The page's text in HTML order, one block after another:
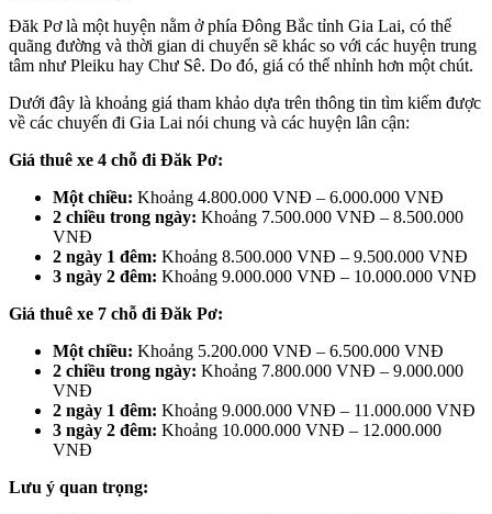
Đăk Pơ là một huyện nằm ở phía Đông Bắc tỉnh Gia Lai, có thể
quãng đường và thời gian di chuyển sẽ khác so với các huyện trung
tâm như Pleiku hay Chư Sê. Do đó, giá có thể nhỉnh hơn một chút.
Dưới đây là khoảng giá tham khảo dựa trên thông tin tìm kiếm được
về các chuyến đi Gia Lai nói chung và các huyện lân cận:
Giá thuê xe 4 chỗ đi Đăk Pơ:
Một chiều: Khoảng 4.800.000 VNĐ – 6.000.000 VNĐ
2 chiều trong ngày: Khoảng 7.500.000 VNĐ – 8.500.000
VNĐ
2 ngày 1 đêm: Khoảng 8.500.000 VNĐ – 9.500.000 VNĐ
3 ngày 2 đêm: Khoảng 9.000.000 VNĐ – 10.000.000 VNĐ
Giá thuê xe 7 chỗ đi Đăk Pơ:
Một chiều: Khoảng 5.200.000 VNĐ – 6.500.000 VNĐ
2 chiều trong ngày: Khoảng 7.800.000 VNĐ – 9.000.000
VNĐ
2 ngày 1 đêm: Khoảng 9.000.000 VNĐ – 11.000.000 VNĐ
3 ngày 2 đêm: Khoảng 10.000.000 VNĐ – 12.000.000
VNĐ
Lưu ý quan trọng: